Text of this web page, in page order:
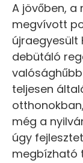
A jövőben,
megvívott
újraegyesült
debütáló
teljesen
még a
úgy
megbízható